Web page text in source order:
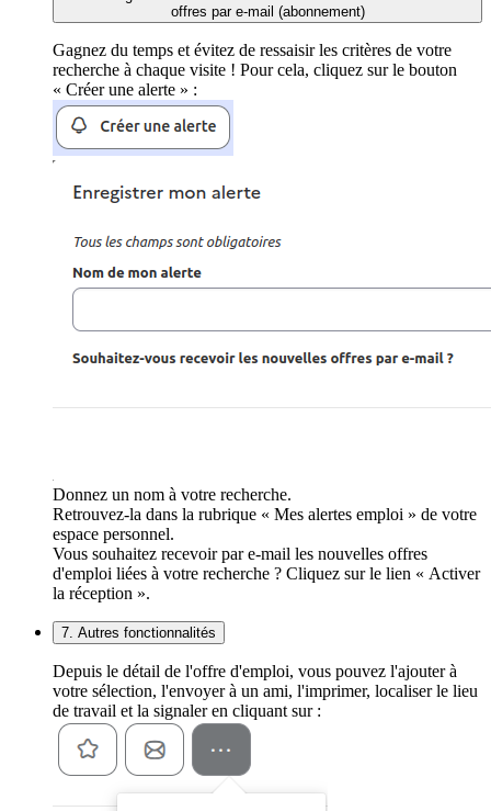
offres par e-mail (abonnement)
Gagnez du temps et évitez de ressaisir les critères de votre
recherche à chaque visite ! Pour cela, cliquez sur le bouton
« Créer une alerte » :
Donnez un nom à votre recherche.
Retrouvez-la dans la rubrique « Mes alertes emploi » de votre
espace personnel.
Vous souhaitez recevoir par e-mail les nouvelles offres
d'emploi liées à votre recherche ? Cliquez sur le lien « Activer
la réception ».
7. Autres fonctionnalités
Depuis le détail de l'offre d'emploi, vous pouvez l'ajouter à
votre sélection, l'envoyer à un ami, l'imprimer, localiser le lieu
de travail et la signaler en cliquant sur :